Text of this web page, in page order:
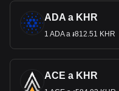
ADA a KHR
1 ADA a ៛812.51 KHR
ACE a KHR